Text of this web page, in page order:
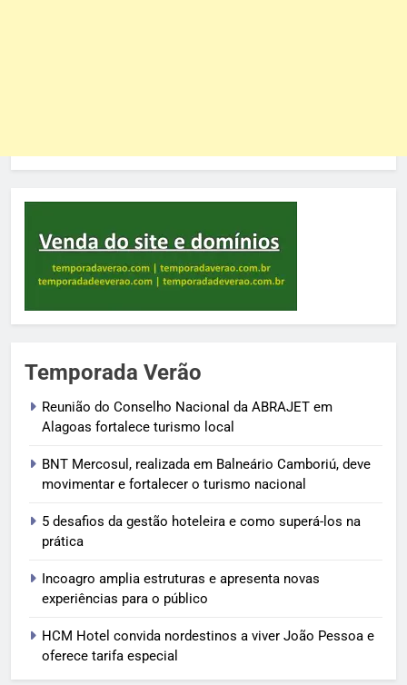
Temporada Verão
Reunião do Conselho Nacional da ABRAJET em
Alagoas fortalece turismo local
BNT Mercosul, realizada em Balneário Camboriú, deve
movimentar e fortalecer o turismo nacional
5 desafios da gestão hoteleira e como superá-los na
prática
Incoagro amplia estruturas e apresenta novas
experiências para o público
HCM Hotel convida nordestinos a viver João Pessoa e
oferece tarifa especial